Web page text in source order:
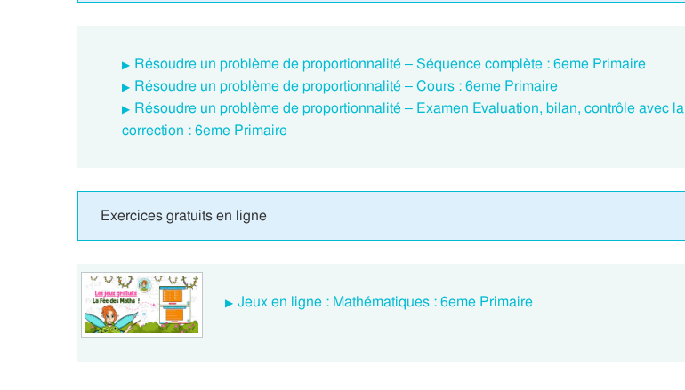
Résoudre un problème de proportionnalité – Séquence complète : 6eme Primaire
Résoudre un problème de proportionnalité – Cours : 6eme Primaire
Résoudre un problème de proportionnalité – Examen Evaluation, bilan, contrôle avec la
correction : 6eme Primaire
Exercices gratuits en ligne
Jeux en ligne : Mathématiques : 6eme Primaire